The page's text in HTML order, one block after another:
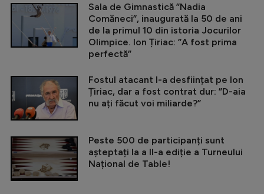
Sala de Gimnastică ”Nadia
Comăneci”, inaugurată la 50 de ani
de la primul 10 din istoria Jocurilor
Olimpice. Ion Țiriac: ”A fost prima
perfectă”
Fostul atacant l-a desființat pe Ion
Țiriac, dar a fost contrat dur: ”D-aia
nu ați făcut voi miliarde?”
Peste 500 de participanți sunt
așteptați la a II-a ediție a Turneului
Național de Table!